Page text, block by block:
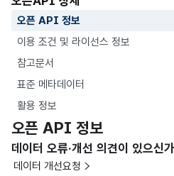
오픈 API 정보
이용 조건 및 라이선스 정보
참고문서
표준 메타데이터
활용 정보
오픈 API 정보
데이터 오류·개선 의견이 있으신
데이터 개선요청